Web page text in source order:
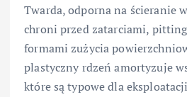
Twarda, odporna na ścieranie
chroni przed zatarciami,
formami zużycia
plastyczny rdzeń amortyzuje
które są typowe dla